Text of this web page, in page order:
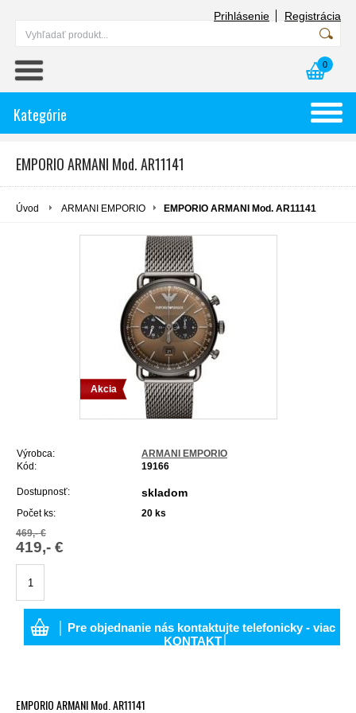
Prihlásenie Registrácia
0
Kategórie
EMPORIO ARMANI Mod. AR11141
Úvod ARMANI EMPORIO EMPORIO ARMANI Mod. AR11141
Akcia
Výrobca:
ARMANI EMPORIO
Kód:
19166
Dostupnosť: skladom
Počet ks: 20 ks
469,- €
419,- €
│ Pre objednanie nás kontaktujte telefonicky - viac
KONTAKT│
EMPORIO ARMANI Mod. AR11141